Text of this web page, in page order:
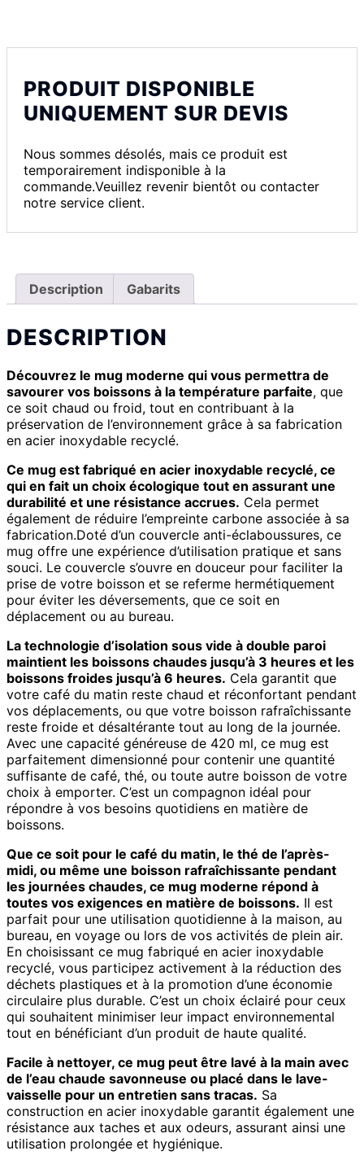
PRODUIT DISPONIBLE
UNIQUEMENT SUR DEVIS
Nous sommes désolés, mais ce produit est
temporairement indisponible à la
commande.Veuillez revenir bientôt ou contacter
notre service client.
Description Gabarits
DESCRIPTION
Découvrez le mug moderne qui vous permettra de
savourer vos boissons à la température parfaite, que
ce soit chaud ou froid, tout en contribuant à la
préservation de l’environnement grâce à sa fabrication
en acier inoxydable recyclé.
Ce mug est fabriqué en acier inoxydable recyclé, ce
qui en fait un choix écologique tout en assurant une
durabilité et une résistance accrues. Cela permet
également de réduire l’empreinte carbone associée à sa
fabrication.Doté d’un couvercle anti-éclaboussures, ce
mug offre une expérience d’utilisation pratique et sans
souci. Le couvercle s’ouvre en douceur pour faciliter la
prise de votre boisson et se referme hermétiquement
pour éviter les déversements, que ce soit en
déplacement ou au bureau.
La technologie d’isolation sous vide à double paroi
maintient les boissons chaudes jusqu’à 3 heures et les
boissons froides jusqu’à 6 heures. Cela garantit que
votre café du matin reste chaud et réconfortant pendant
vos déplacements, ou que votre boisson rafraîchissante
reste froide et désaltérante tout au long de la journée.
Avec une capacité généreuse de 420 ml, ce mug est
parfaitement dimensionné pour contenir une quantité
suffisante de café, thé, ou toute autre boisson de votre
choix à emporter. C’est un compagnon idéal pour
répondre à vos besoins quotidiens en matière de
boissons.
Que ce soit pour le café du matin, le thé de l’après-
midi, ou même une boisson rafraîchissante pendant
les journées chaudes, ce mug moderne répond à
toutes vos exigences en matière de boissons. Il est
parfait pour une utilisation quotidienne à la maison, au
bureau, en voyage ou lors de vos activités de plein air.
En choisissant ce mug fabriqué en acier inoxydable
recyclé, vous participez activement à la réduction des
déchets plastiques et à la promotion d’une économie
circulaire plus durable. C’est un choix éclairé pour ceux
qui souhaitent minimiser leur impact environnemental
tout en bénéficiant d’un produit de haute qualité.
Facile à nettoyer, ce mug peut être lavé à la main avec
de l’eau chaude savonneuse ou placé dans le lave-
vaisselle pour un entretien sans tracas. Sa
construction en acier inoxydable garantit également une
résistance aux taches et aux odeurs, assurant ainsi une
utilisation prolongée et hygiénique.